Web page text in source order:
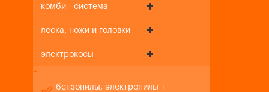
комби - система
леска, ножи и головки
электрокосы
+-
бензопилы, электропилы +